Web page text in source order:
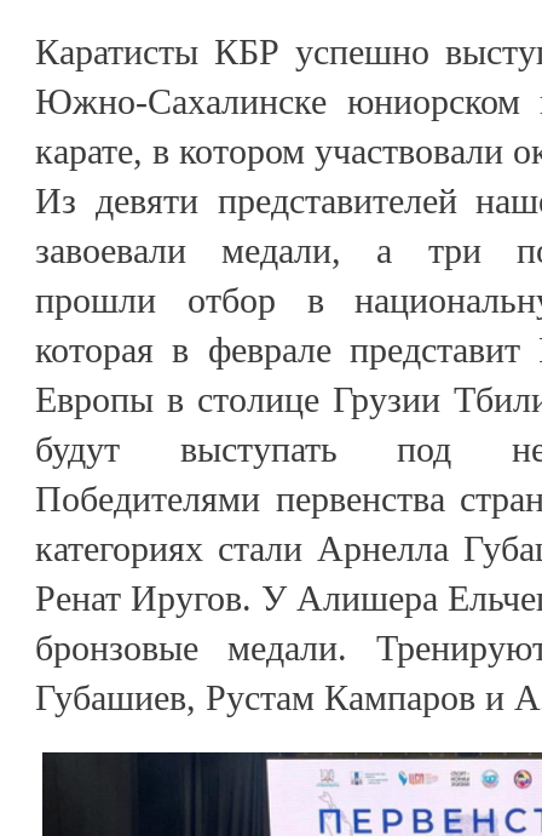
Каратисты КБР успешно
Южно-Сахалинске юниорском
карате, в котором участвовали
Из девяти представителей
завоевали медали, а три
прошли отбор в
которая в феврале
Европы в столице Грузии
будут выступать под
Победителями первенства
категориях стали Арнелла
Ренат Иругов. У Алишера
бронзовые медали.
Губашиев, Рустам Кампаров и